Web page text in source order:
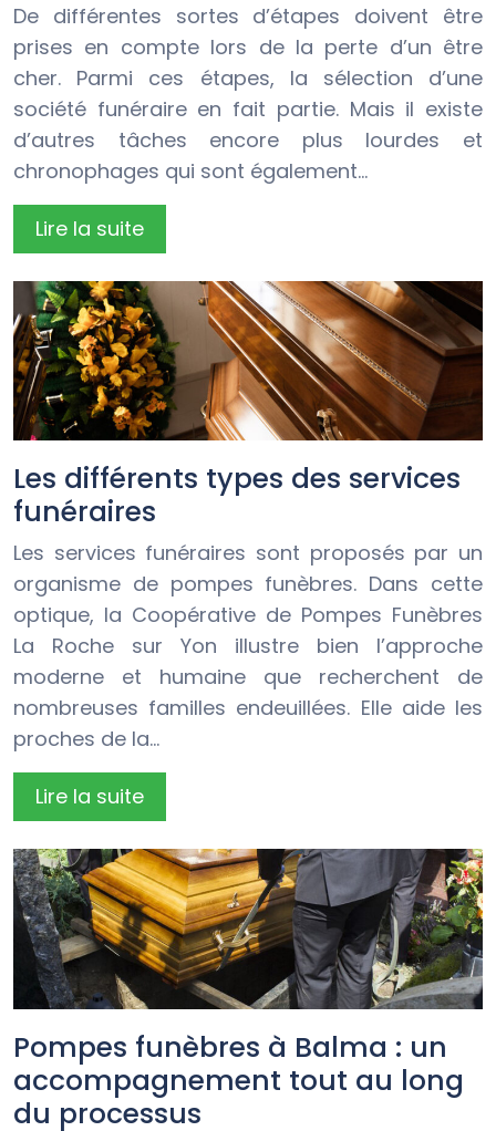
De différentes sortes d’étapes doivent être
prises en compte lors de la perte d’un être
cher. Parmi ces étapes, la sélection d’une
société funéraire en fait partie. Mais il existe
d’autres tâches encore plus lourdes et
chronophages qui sont également…
Lire la suite
Les différents types des services
funéraires
Les services funéraires sont proposés par un
organisme de pompes funèbres. Dans cette
optique, la Coopérative de Pompes Funèbres
La Roche sur Yon illustre bien l’approche
moderne et humaine que recherchent de
nombreuses familles endeuillées. Elle aide les
proches de la…
Lire la suite
Pompes funèbres à Balma : un
accompagnement tout au long
du processus